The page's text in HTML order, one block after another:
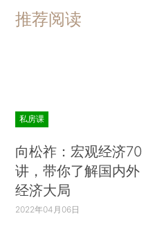
推荐阅读
私房课
向松祚：宏观经济70
讲，带你了解国内外
经济大局
2022年04月06日